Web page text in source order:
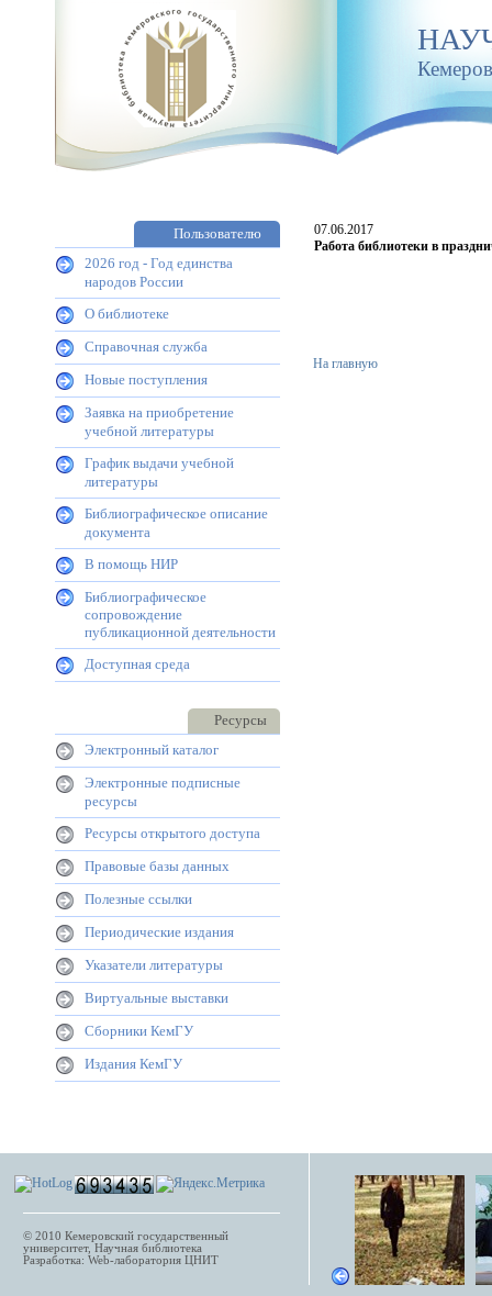
Пользователю
2026 год - Год единства
народов России
О библиотеке
Справочная служба
Новые поступления
Заявка на приобретение
учебной литературы
График выдачи учебной
литературы
Библиографическое описание
документа
В помощь НИР
Библиографическое
сопровождение
публикационной деятельности
Доступная среда
Ресурсы
Электронный каталог
Электронные подписные
ресурсы
Ресурсы открытого доступа
Правовые базы данных
Полезные ссылки
Периодические издания
Указатели литературы
Виртуальные выставки
Сборники КемГУ
Издания КемГУ
07.06.2017
Работа библиотеки в
На главную
© 2010 Кемеровский государственный
университет, Научная библиотека
Разработка: Web-лаборатория ЦНИТ